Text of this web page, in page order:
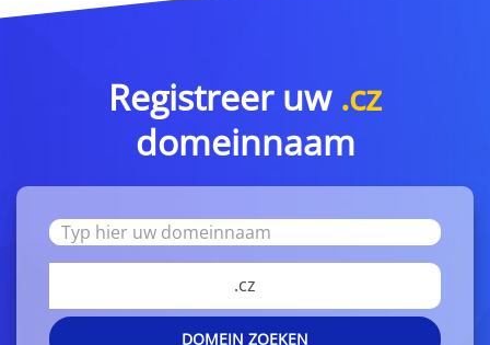
Registreer uw .cz
domeinnaam
.cz
DOMEIN ZOEKEN